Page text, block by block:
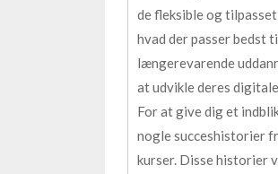
de fleksible og
hvad der passer bedst
længerevarende
at udvikle deres
For at give dig et
nogle succeshistorier
kurser. Disse historier